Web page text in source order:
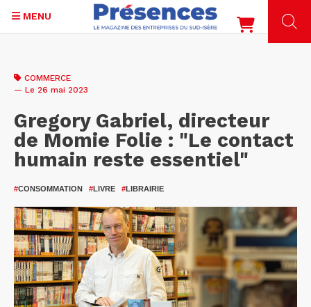
contenu
MENU
COMMERCE
— Le 26 mai 2023
Gregory Gabriel, directeur
de Momie Folie : "Le contact
humain reste essentiel"
#CONSOMMATION #LIVRE #LIBRAIRIE